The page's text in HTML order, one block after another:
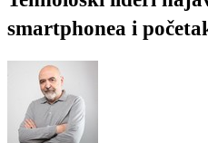
smartphonea i